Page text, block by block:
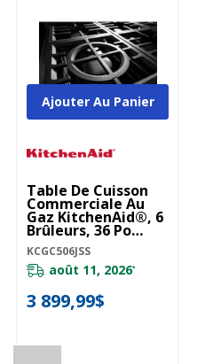
Table De Cuisson
Commerciale Au
Gaz KitchenAid®, 6
Brûleurs, 36 Po
KCGC506JSS
KCGC506JSS
août 11, 2026*
3 899,99$
Ajouter Au Panier